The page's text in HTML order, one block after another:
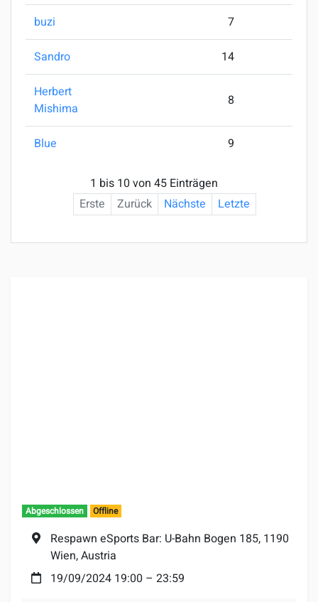
buzi 7
Sandro 14
Herbert
Mishima
8
Blue 9
1 bis 10 von 45 Einträgen
Erste
Zurück Nächste Letzte
Abgeschlossen Offline
Ort:
Respawn eSports Bar: U-Bahn Bogen 185, 1190
Wien, Austria
Datum:
19/09/2024 19:00 – 23:59